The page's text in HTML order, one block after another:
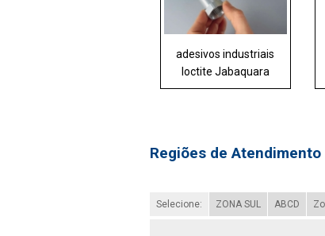
adesivos industriais
loctite Jabaquara
Regiões de Atendimento
Selecione: ZONA SUL ABCD